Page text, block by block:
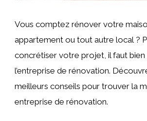
Vous comptez rénover votre
appartement ou tout autre local ?
concrétiser votre projet, il faut bien
l’entreprise de rénovation.
meilleurs conseils pour trouver la
entreprise de rénovation.